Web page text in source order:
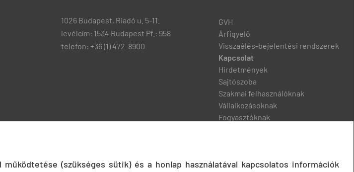
1026 Budapest, Riadó u. 5-11.
levélcím: 1534 Budapest Pf.: 958
telefon: +36 (1) 472-8900
GVH
Árfigyelő
Visszaélés-bejelentési rendszerek
Kapcsolat
Hirdetmények
Sajtószoba
Szakmai felhasználóknak
Vállalkozásoknak
Fogyasztóknak
(szükséges sütik) és a honlap használatával kapcsolatos információk